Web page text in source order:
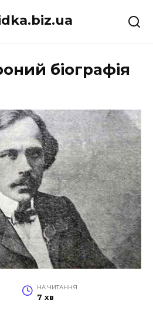
біографія
НА ЧИТАННЯ
7 хв